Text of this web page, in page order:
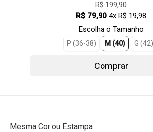
R$ 199,90
R$ 79,90 4x R$ 19,98
Escolha o Tamanho
P (36-38) M (40) G (42)
Comprar
Mesma Cor ou Estampa